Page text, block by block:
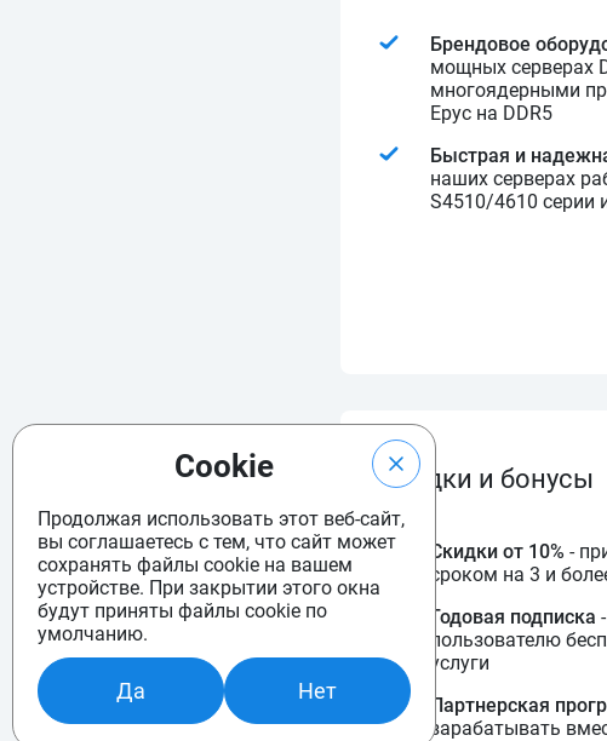
Брендовое
мощных серверах
многоядерными
Epyc на DDR5
Быстрая и
наших серверах
S4510/4610 серии
Скидки и бонусы
Скидки от 10% -
сроком на 3 и
Годовая подписка
пользователю
услуги
Партнерская
зарабатывать
Cookie
Продолжая использовать этот веб-сайт,
вы соглашаетесь с тем, что сайт может
сохранять файлы cookie на вашем
устройстве. При закрытии этого окна
будут приняты файлы cookie по
умолчанию.
Да Нет